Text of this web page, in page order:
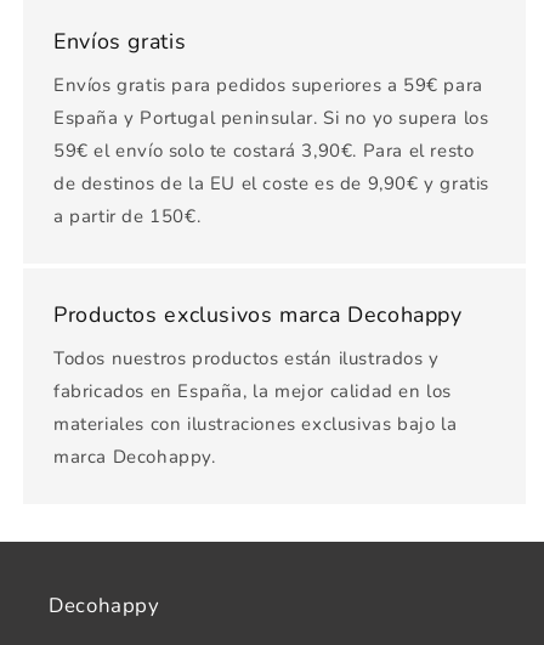
Envíos gratis
Envíos gratis para pedidos superiores a 59€ para
España y Portugal peninsular. Si no yo supera los
59€ el envío solo te costará 3,90€. Para el resto
de destinos de la EU el coste es de 9,90€ y gratis
a partir de 150€.
Productos exclusivos marca Decohappy
Todos nuestros productos están ilustrados y
fabricados en España, la mejor calidad en los
materiales con ilustraciones exclusivas bajo la
marca Decohappy.
Decohappy